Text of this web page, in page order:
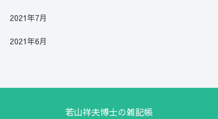
2021年7月
2021年6月
若山祥夫博士の雑記帳